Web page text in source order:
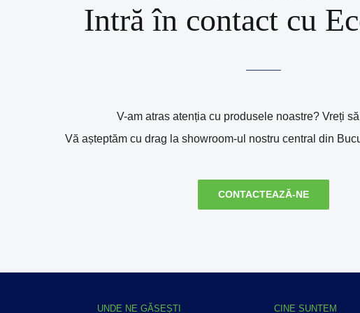
Intră în contact cu
V-am atras atenția cu produsele noastre? Vreți
Vă așteptăm cu drag la showroom-ul nostru central din
CONTACTEAZĂ-NE
UNDE NE GĂSEȘTI CINE SUNTEM